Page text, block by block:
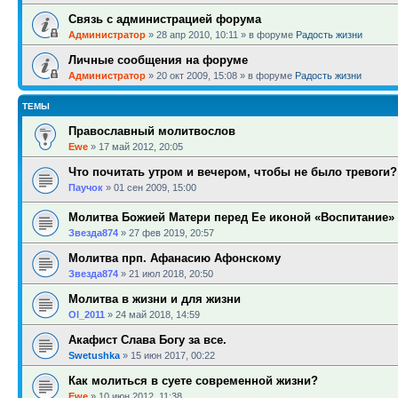
Связь с администрацией форума
Администратор » 28 апр 2010, 10:11 » в форуме Радость жизни
Личные сообщения на форуме
Администратор » 20 окт 2009, 15:08 » в форуме Радость жизни
ТЕМЫ
Православный молитвослов
Ewe » 17 май 2012, 20:05
Что почитать утром и вечером, чтобы не было тревоги?
Паучок » 01 сен 2009, 15:00
Молитва Божией Матери перед Ее иконой «Воспитание»
Звезда874 » 27 фев 2019, 20:57
Молитва прп. Афанасию Афонскому
Звезда874 » 21 июл 2018, 20:50
Молитва в жизни и для жизни
Ol_2011 » 24 май 2018, 14:59
Акафист Слава Богу за все.
Swetushka » 15 июн 2017, 00:22
Как молиться в суете современной жизни?